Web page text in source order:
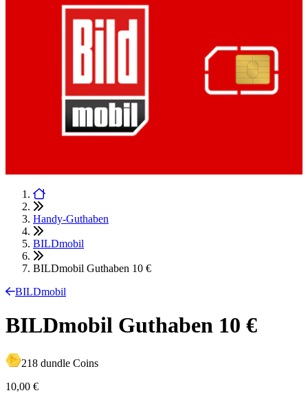
Handy-Guthaben
BILDmobil
BILDmobil Guthaben 10 €
BILDmobil
BILDmobil Guthaben 10 €
218 dundle Coins
10,00 €